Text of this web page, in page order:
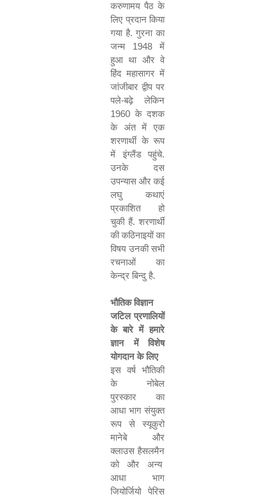
करुणामय पैठ के
लिए प्रदान किया
गया है.गुरना का
जन्म 1948 में
हुआ था और वे
हिंद महासागर में
जांजीबार द्वीप पर
पले-बढ़े लेकिन
1960 के दशक
के अंत में एक
शरणार्थी के रूप
में इंग्लैंड पहुंचे.
उनके दस
उपन्यास और कई
लघु कथाएं
प्रकाशित हो
चुकी हैं. शरणार्थी
की कठिनाइयों का
विषय उनकी सभी
रचनाओं का
केन्द्र बिन्दु है.
भौतिक विज्ञान
जटिल प्रणालियों
के बारे में हमारे
ज्ञान में विशेष
योगदान के लिए
इस वर्ष भौतिकी
के नोबेल
पुरस्कार का
आधा भाग संयुक्त
रूप से स्यूकुरो
मानेबे और
क्लाउस हैसलमैन
को और अन्य
आधा भाग
जियोर्जियो पेरिस